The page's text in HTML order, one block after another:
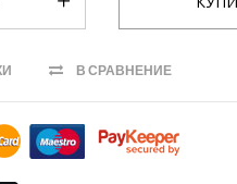
В СРАВНЕНИЕ